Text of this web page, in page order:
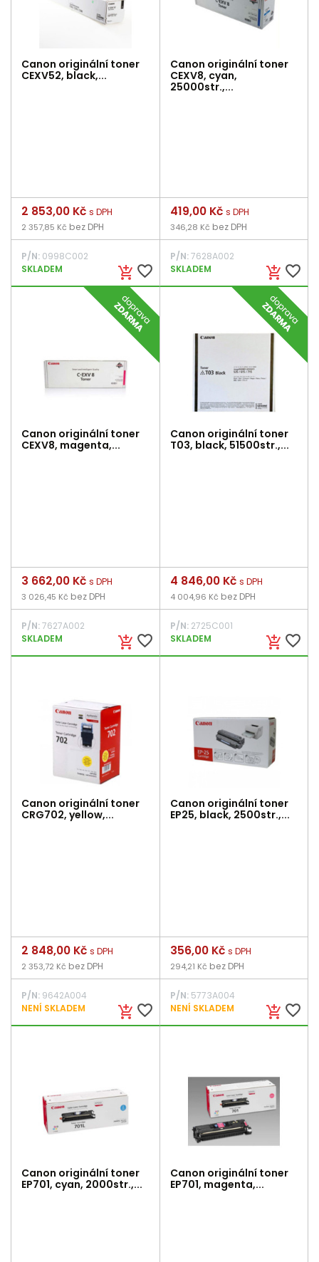
Canon originální toner
CEXV52, black,...
add_shopping_cart favorite_border
Cena
2 853,00 Kč s DPH
2 357,85 Kč bez DPH
P/N: 0998C002
SKLADEM
Canon originální toner
CEXV8, cyan,
25000str.,...
add_shopping_cart favorite_border
Cena
419,00 Kč s DPH
346,28 Kč bez DPH
P/N:7628A002
SKLADEM
Canon originální toner
CEXV8, magenta,...
add_shopping_cart favorite_border
Cena
3 662,00 Kč s DPH
3 026,45 Kč bez DPH
P/N:7627A002
SKLADEM
Canon originální toner
T03, black, 51500str.,...
add_shopping_cart favorite_border
Cena
4 846,00 Kč s DPH
4 004,96 Kč bez DPH
P/N:2725C001
SKLADEM
Canon originální toner
CRG702, yellow,...
add_shopping_cart favorite_border
Cena
2 848,00 Kč s DPH
2 353,72 Kč bez DPH
P/N: 9642A004
NENÍ SKLADEM
Canon originální toner
EP25, black, 2500str.,...
add_shopping_cart favorite_border
Cena
356,00 Kč s DPH
294,21 Kč bez DPH
P/N:5773A004
NENÍ SKLADEM
Canon originální toner
EP701, cyan, 2000str.,...
Canon originální toner
EP701, magenta,...